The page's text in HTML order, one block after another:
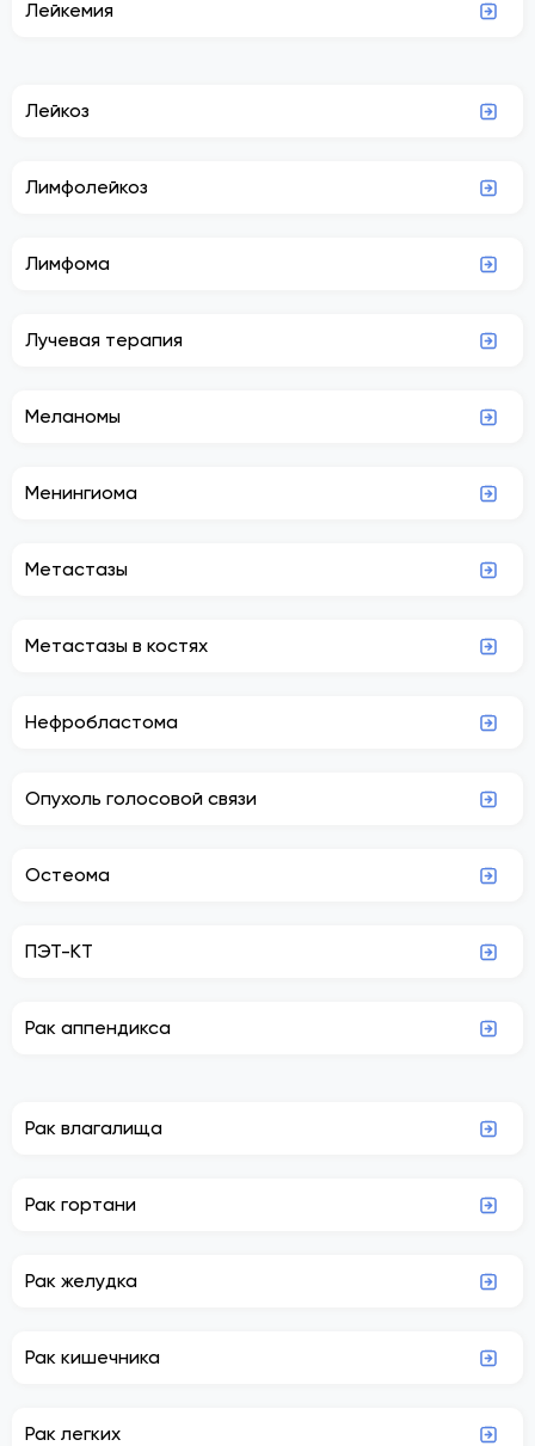
Лейкемия
Лейкоз
Лимфолейкоз
Лимфома
Лучевая терапия
Меланомы
Менингиома
Метастазы
Метастазы в костях
Нефробластома
Опухоль голосовой связи
Остеома
ПЭТ-КТ
Рак аппендикса
Рак влагалища
Рак гортани
Рак желудка
Рак кишечника
Рак легких